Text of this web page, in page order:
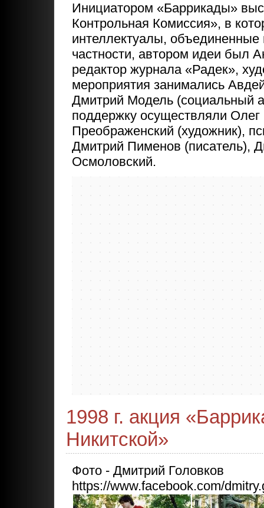
Инициатором «Баррикады»
Контрольная Комиссия», в
интеллектуалы,
частности, автором идеи был
редактор журнала «Радек»,
мероприятия занимались
Дмитрий Модель (социальный
поддержку осуществляли Олег
Преображенский (художник),
Дмитрий Пименов (писатель),
Осмоловский.
1998 г. акция
Никитской»
Фото - Дмитрий Головков
https://www.facebook.com/